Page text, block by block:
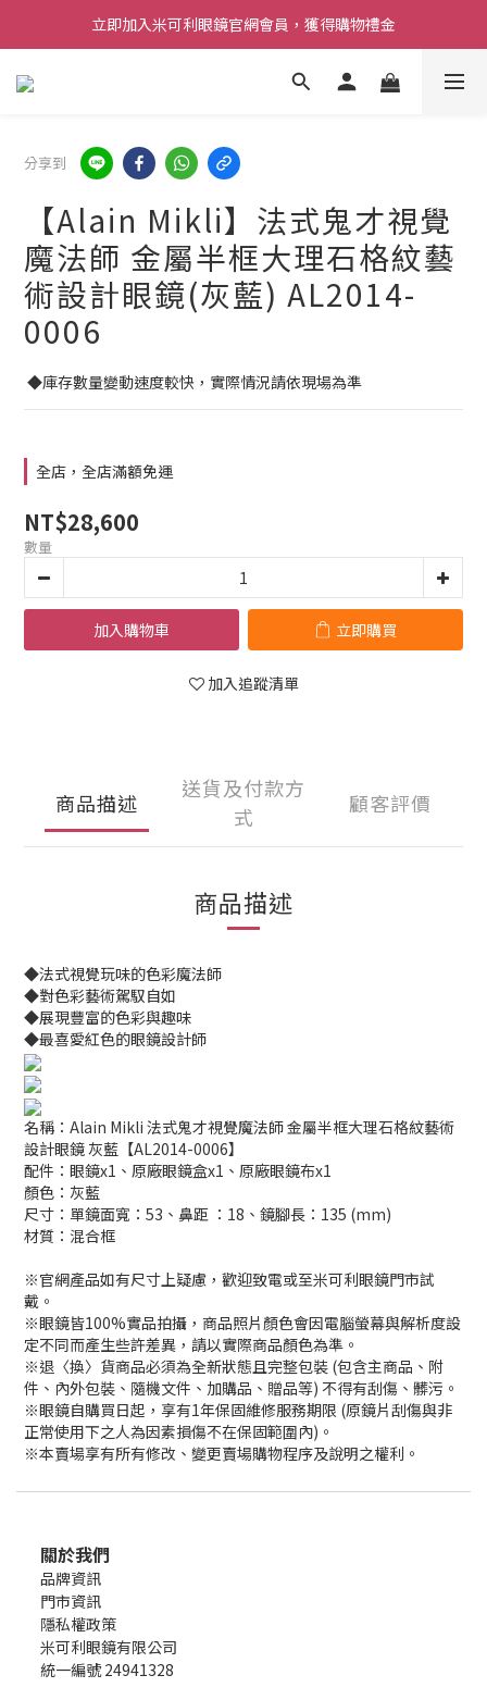
立即加入米可利眼鏡官網會員，獲得購物禮金
分享到
【Alain Mikli】法式鬼才視覺
魔法師 金屬半框大理石格紋藝
術設計眼鏡(灰藍) AL2014-
0006
◆庫存數量變動速度較快，實際情況請依現場為準
全店，全店滿額免運
NT$28,600
數量
加入購物車 立即購買
加入追蹤清單
商品描述
送貨及付款方
式
顧客評價
商品描述
◆法式視覺玩味的色彩魔法師
◆對色彩藝術駕馭自如
◆展現豐富的色彩與趣味
◆最喜愛紅色的眼鏡設計師
名稱：Alain Mikli 法式鬼才視覺魔法師 金屬半框大理石格紋藝術
設計眼鏡 灰藍【AL2014-0006】
配件：眼鏡x1、原廠眼鏡盒x1、原廠眼鏡布x1
顏色：灰藍
尺寸：單鏡面寬：53、鼻距 ：18、鏡腳長：135 (mm)
材質：混合框
※官網產品如有尺寸上疑慮，歡迎致電或至米可利眼鏡門市試
戴。
※眼鏡皆100%實品拍攝，商品照片顏色會因電腦螢幕與解析度設
定不同而產生些許差異，請以實際商品顏色為準。
※退〈換〉貨商品必須為全新狀態且完整包裝 (包含主商品、附
件、內外包裝、隨機文件、加購品、贈品等) 不得有刮傷、髒污。
※眼鏡自購買日起，享有1年保固維修服務期限 (原鏡片刮傷與非
正常使用下之人為因素損傷不在保固範圍內)。
※本賣場享有所有修改、變更賣場購物程序及說明之權利。
關於我們
品牌資訊
門市資訊
隱私權政策
米可利眼鏡有限公司
統一編號 24941328